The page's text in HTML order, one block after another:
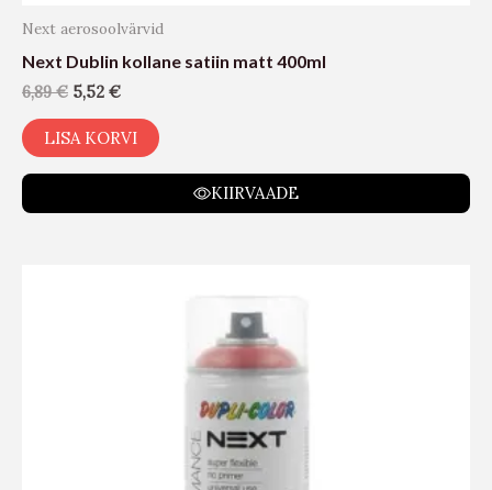
Next aerosoolvärvid
Next Dublin kollane satiin matt 400ml
6,89€ 5,52 €
LISA KORVI
KIIRVAADE